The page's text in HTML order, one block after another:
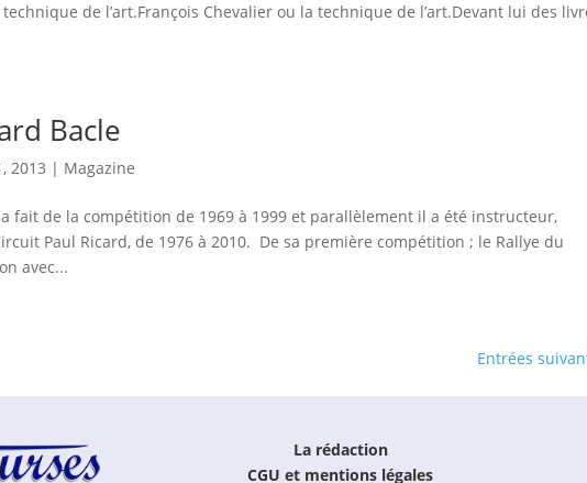
technique de l’art.François Chevalier ou la technique de l’art.Devant lui des
Bacle
2013 | Magazine
fait de la compétition de 1969 à 1999 et parallèlement il a été instructeur,
Paul Ricard, de 1976 à 2010. De sa première compétition ; le Rallye du
avec...
Entrées
La rédaction
CGU et mentions légales